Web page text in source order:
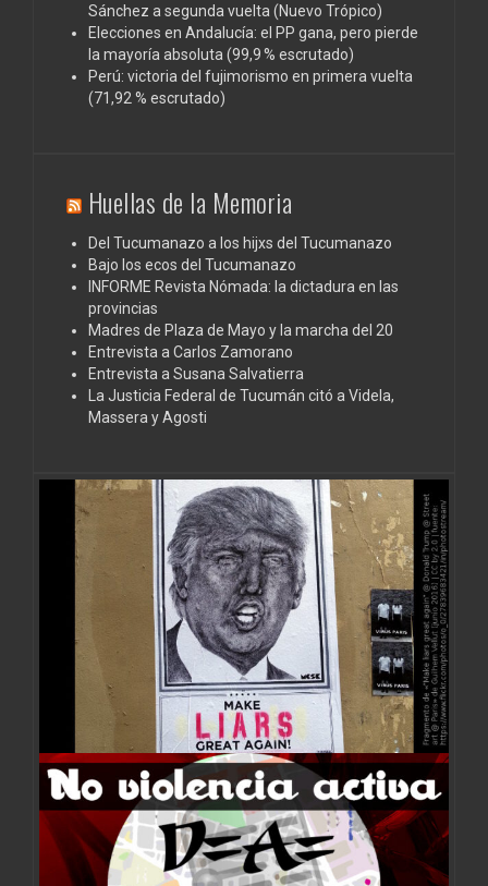
Sánchez a segunda vuelta (Nuevo Trópico)
Elecciones en Andalucía: el PP gana, pero pierde
la mayoría absoluta (99,9 % escrutado)
Perú: victoria del fujimorismo en primera vuelta
(71,92 % escrutado)
Huellas de la Memoria
Del Tucumanazo a los hijxs del Tucumanazo
Bajo los ecos del Tucumanazo
INFORME Revista Nómada: la dictadura en las
provincias
Madres de Plaza de Mayo y la marcha del 20
Entrevista a Carlos Zamorano
Entrevista a Susana Salvatierra
La Justicia Federal de Tucumán citó a Videla,
Massera y Agosti